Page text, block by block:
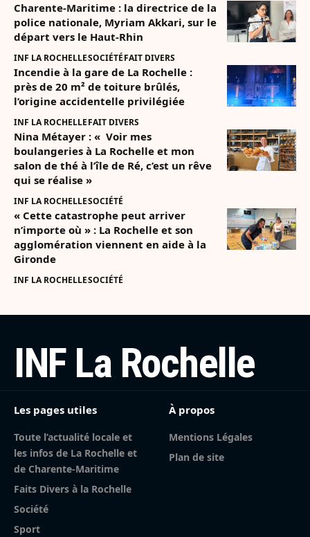
Charente-Maritime : la directrice de la
police nationale, Myriam Akkari, sur le
départ vers le Haut-Rhin
INF LA ROCHELLESOCIÉTÉFAIT DIVERS
Incendie à la gare de La Rochelle :
près de 20 m² de toiture brûlés,
l’origine accidentelle privilégiée
INF LA ROCHELLEFAIT DIVERS
Nina Métayer : « Voir mes
boulangeries à La Rochelle et mon
salon de thé à l’île de Ré, c’est un rêve
qui se réalise »
INF LA ROCHELLESOCIÉTÉ
« Cette catastrophe peut arriver
n’importe où » : La Rochelle et son
agglomération viennent en aide à la
Gironde
INF LA ROCHELLESOCIÉTÉ
INF La Rochelle
Les pages utiles
Toute l’actualité locale et
les infos de La Rochelle et
de Charente-Maritime
Faits Divers à la Rochelle
Société
Sport
À propos
Mentions Légales
Plan de site